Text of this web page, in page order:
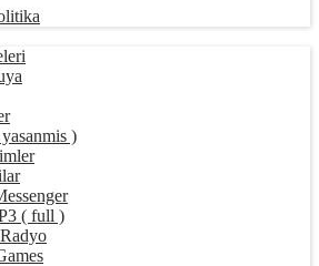
)
( full )